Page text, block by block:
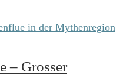
– Grosser